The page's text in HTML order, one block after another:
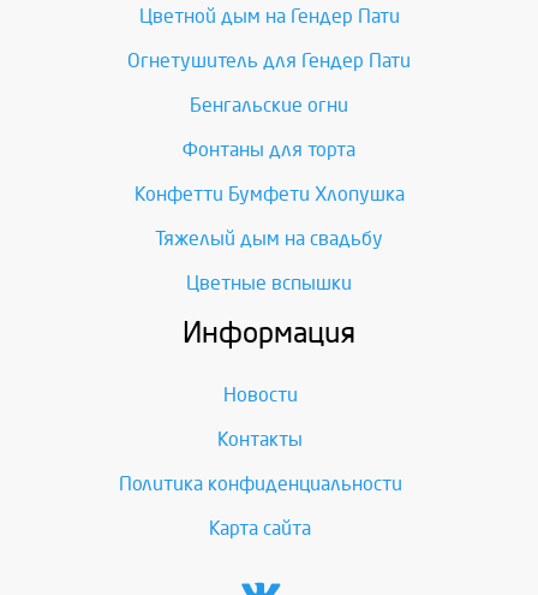
Цветной дым на Гендер Пати
Огнетушитель для Гендер Пати
Бенгальские огни
Фонтаны для торта
Конфетти Бумфети Хлопушка
Тяжелый дым на свадьбу
Цветные вспышки
Информация
Новости
Контакты
Политика конфиденциальности
Карта сайта